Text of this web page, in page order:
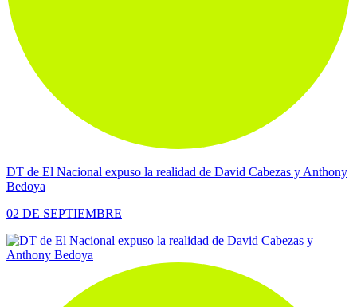
DT de El Nacional expuso la realidad de David Cabezas y Anthony
Bedoya
02 DE SEPTIEMBRE